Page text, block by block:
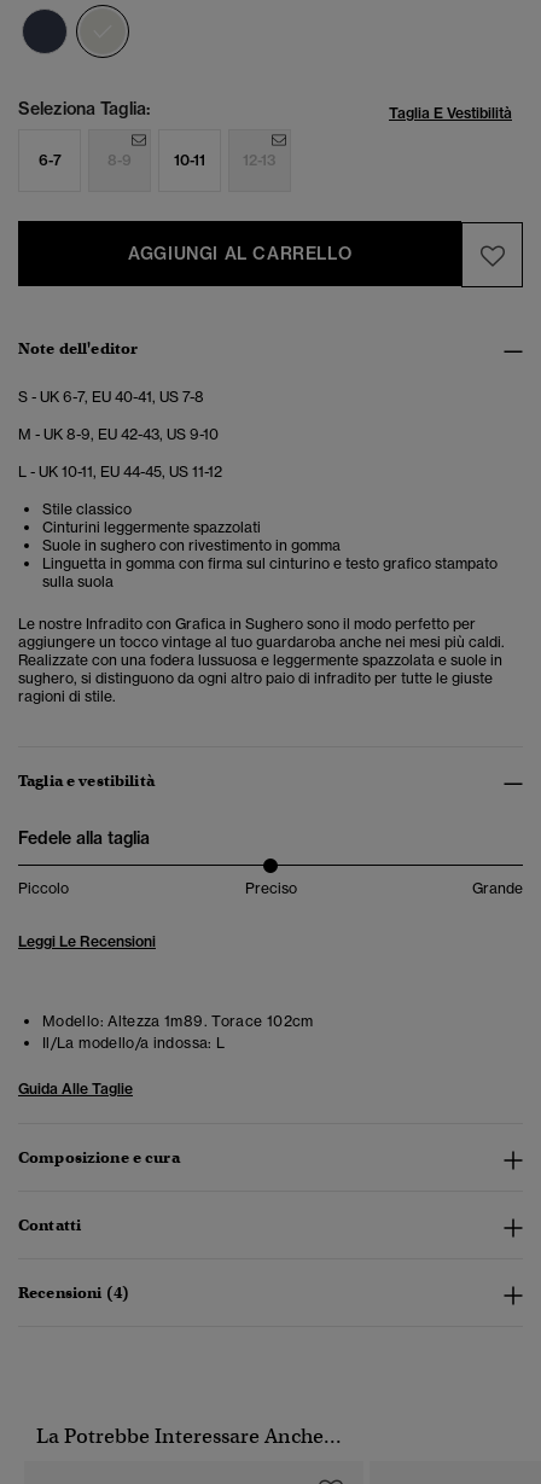
Seleziona Taglia: Taglia E Vestibilità
6-7 8-9 10-11 12-13
AGGIUNGI AL CARRELLO
Note dell'editor
S - UK 6-7, EU 40-41, US 7-8
M - UK 8-9, EU 42-43, US 9-10
L - UK 10-11, EU 44-45, US 11-12
Stile classico
Cinturini leggermente spazzolati
Suole in sughero con rivestimento in gomma
Linguetta in gomma con firma sul cinturino e testo grafico stampato
sulla suola
Le nostre Infradito con Grafica in Sughero sono il modo perfetto per
aggiungere un tocco vintage al tuo guardaroba anche nei mesi più caldi.
Realizzate con una fodera lussuosa e leggermente spazzolata e suole in
sughero, si distinguono da ogni altro paio di infradito per tutte le giuste
ragioni di stile.
Taglia e vestibilità
Fedele alla taglia
Piccolo Preciso Grande
Leggi Le Recensioni
Modello: Altezza 1m89. Torace 102cm
Il/La modello/a indossa: L
Guida Alle Taglie
Composizione e cura
Contatti
Recensioni (4)
La Potrebbe Interessare Anche...